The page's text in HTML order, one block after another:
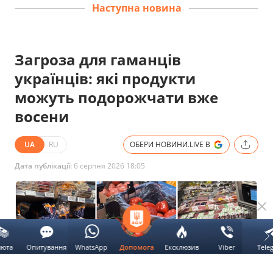
Наступна новина
Загроза для гаманців
українців: які продукти
можуть подорожчати вже
восени
UA RU ОБЕРИ НОВИНИ.LIVE В
Дата публікації: 6 серпня 2026 18:05
Допомога Ексклюзив Viber
Опитування WhatsApp